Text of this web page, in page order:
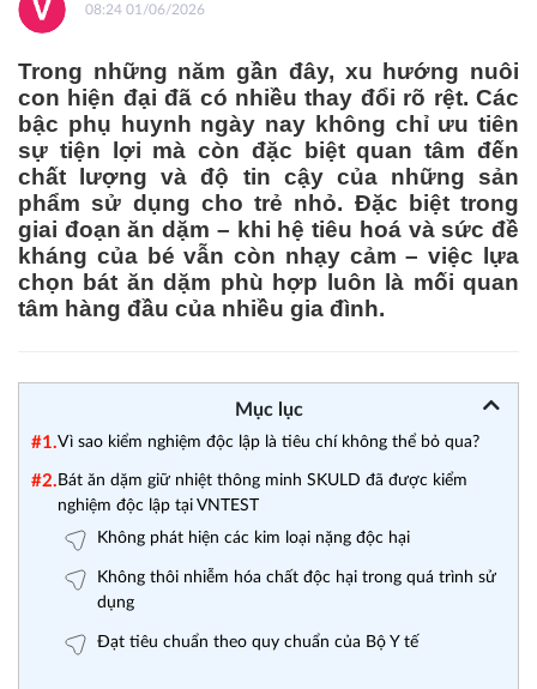
08:24 01/06/2026
Trong những năm gần đây, xu hướng nuôi
con hiện đại đã có nhiều thay đổi rõ rệt. Các
bậc phụ huynh ngày nay không chỉ ưu tiên
sự tiện lợi mà còn đặc biệt quan tâm đến
chất lượng và độ tin cậy của những sản
phẩm sử dụng cho trẻ nhỏ. Đặc biệt trong
giai đoạn ăn dặm – khi hệ tiêu hoá và sức đề
kháng của bé vẫn còn nhạy cảm – việc lựa
chọn bát ăn dặm phù hợp luôn là mối quan
tâm hàng đầu của nhiều gia đình.
Mục lục
#1.Vì sao kiểm nghiệm độc lập là tiêu chí không thể bỏ qua?
#2. Bát ăn dặm giữ nhiệt thông minh SKULD đã được kiểm
nghiệm độc lập tại VNTEST
Không phát hiện các kim loại nặng độc hại
Không thôi nhiễm hóa chất độc hại trong quá trình sử
dụng
Đạt tiêu chuẩn theo quy chuẩn của Bộ Y tế